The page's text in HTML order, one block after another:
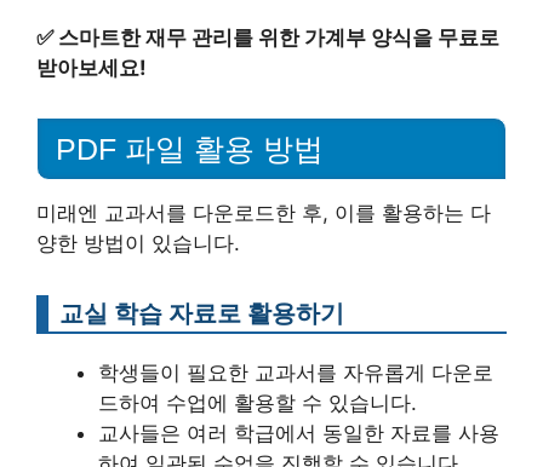
✅ 스마트한 재무 관리를 위한 가계부 양식을 무료로
받아보세요!
PDF 파일 활용 방법
미래엔 교과서를 다운로드한 후, 이를 활용하는 다
양한 방법이 있습니다.
교실 학습 자료로 활용하기
학생들이 필요한 교과서를 자유롭게 다운로
드하여 수업에 활용할 수 있습니다.
교사들은 여러 학급에서 동일한 자료를 사용